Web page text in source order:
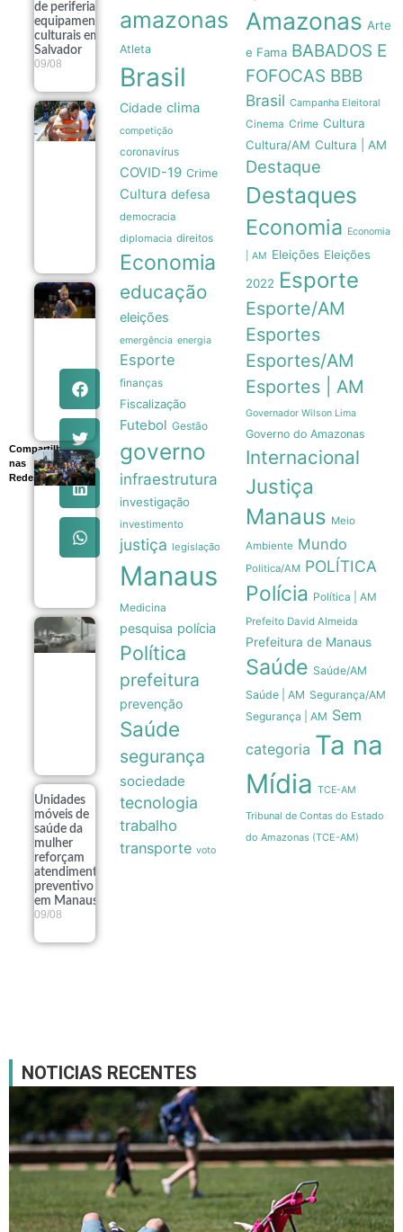
Compartilhe
nas
Redes
de periferia a
equipamentos
culturais em
Salvador
09/08
Junior
celebra Dia
Manaus
com foco
acolhimento
familiar
09/08
Flávia
Saraiva
domina
Campeonato
Brasileiro
com ouros
na trave e no
solo
Nunes
Marques
destaca
transparência
das urnas
eletrônicas
em evento do
TSE
09/08
Tempestades
no Rio
Grande do
Sul deixam
milhares de
desalojados
em 117
municípios
Unidades
móveis de
saúde da
mulher
reforçam
atendimento
preventivo
em Manaus
09/08
amazonas
Atleta
Brasil
Cidade clima
competição
coronavírus
COVID-19 Crime
Cultura defesa
democracia
diplomacia direitos
Economia
educação
eleições
emergência energia
Esporte
finanças
Fiscalização
Futebol Gestão
governo
infraestrutura
investigação
investimento
justiça legislação
Manaus
Medicina
pesquisa polícia
Política
prefeitura
prevenção
Saúde
segurança
sociedade
tecnologia
trabalho
transporte voto
Amazonas Arte
e Fama BABADOS E
FOFOCAS BBB
Brasil Campanha Eleitoral
Cinema Crime Cultura
Cultura/AM Cultura | AM
Destaque
Destaques
Economia Economia
| AM Eleições Eleições
2022 Esporte
Esporte/AM
Esportes
Esportes/AM
Esportes | AM
Governador Wilson Lima
Governo do Amazonas
Internacional
Justiça
Manaus Meio
Ambiente Mundo
Politica/AM POLÍTICA
Polícia Política | AM
Prefeito David Almeida
Prefeitura de Manaus
Saúde Saúde/AM
Saúde | AM Segurança/AM
Segurança | AM Sem
categoria Ta na
Mídia TCE-AM
Tribunal de Contas do Estado
do Amazonas (TCE-AM)
NOTICIAS RECENTES